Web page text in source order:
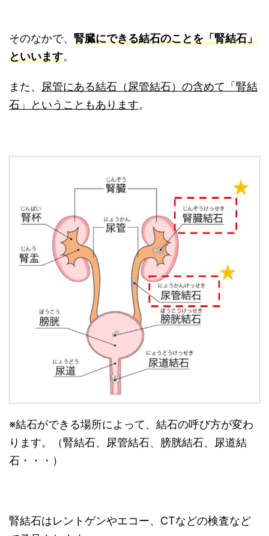
そのなかで、 腎臓にできる結石のことを「腎結石」
といいます。
また、 尿管にある結石（尿管結石）の含めて「腎結
石」ということもあります。
※結石ができる場所によって、結石の呼び方が変わ
ります。（腎結石、尿管結石、膀胱結石、尿道結
石・・・）
腎結石はレントゲンやエコー、CTなどの検査など